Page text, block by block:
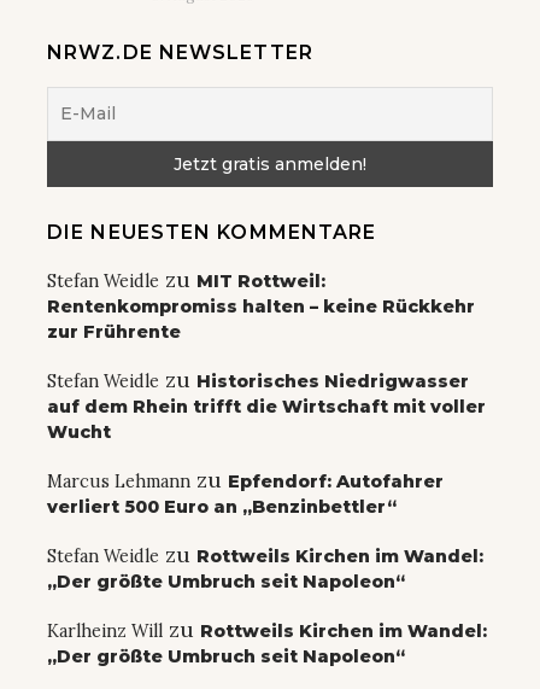
NRWZ.DE NEWSLETTER
DIE NEUESTEN KOMMENTARE
Stefan Weidle zu MIT Rottweil:
Rentenkompromiss halten – keine Rückkehr
zur Frührente
Stefan Weidle zu Historisches Niedrigwasser
auf dem Rhein trifft die Wirtschaft mit voller
Wucht
Marcus Lehmann zu Epfendorf: Autofahrer
verliert 500 Euro an „Benzinbettler“
Stefan Weidle zu Rottweils Kirchen im Wandel:
„Der größte Umbruch seit Napoleon“
Karlheinz Will zu Rottweils Kirchen im Wandel:
„Der größte Umbruch seit Napoleon“